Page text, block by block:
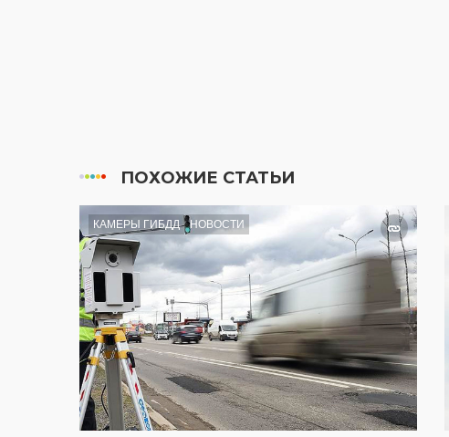
ПОХОЖИЕ СТАТЬИ
КАМЕРЫ ГИБДД НОВОСТИ